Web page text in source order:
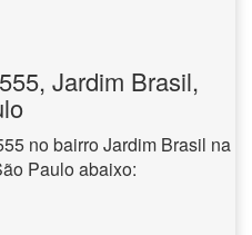
Jardim Brasil,
no bairro Jardim Brasil na
Paulo abaixo: